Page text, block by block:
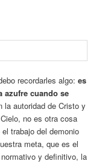
recordarles algo:es
azufre cuando se
la autoridad de Cristo y
no es otra cosa
trabajo del demonio
meta, que es el
y definitivo, la